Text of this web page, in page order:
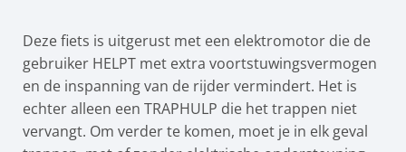
Deze fiets is uitgerust met een elektromotor die de
gebruiker HELPT met extra voortstuwingsvermogen
en de inspanning van de rijder vermindert. Het is
echter alleen een TRAPHULP die het trappen niet
vervangt. Om verder te komen, moet je in elk geval